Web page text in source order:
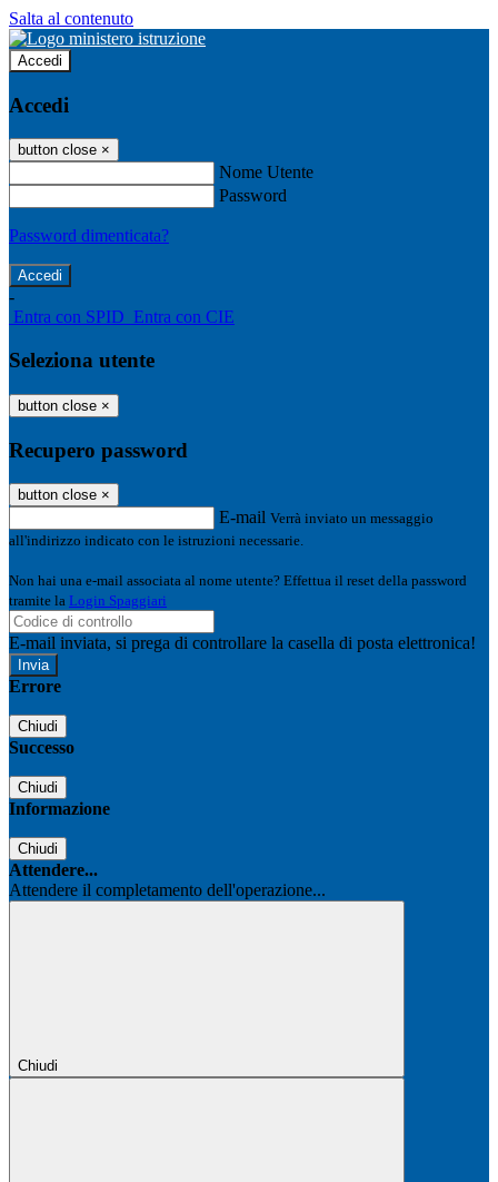
Salta al contenuto
Accedi
Accedi
button close ×
Nome Utente
Password
Password dimenticata?
-
Entra con SPID Entra con CIE
Seleziona utente
button close ×
Recupero password
button close ×
E-mail Verrà inviato un messaggio
all'indirizzo indicato con le istruzioni necessarie.
Non hai una e-mail associata al nome utente? Effettua il reset della password
tramite la Login Spaggiari
E-mail inviata, si prega di controllare la casella di posta elettronica!
Errore
Chiudi
Successo
Chiudi
Informazione
Chiudi
Attendere...
Attendere il completamento dell'operazione...
Chiudi